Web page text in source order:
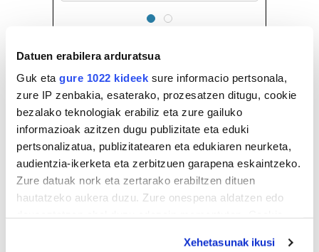
Datuen erabilera arduratsua
Guk eta gure 1022 kideek sure informacio pertsonala,
zure IP zenbakia, esaterako, prozesatzen ditugu, cookie
bezalako teknologiak erabiliz eta zure gailuko
informazioak azitzen dugu publizitate eta eduki
pertsonalizatua, publizitatearen eta edukiaren neurketa,
audientzia-ikerketa eta zerbitzuen garapena eskaintzeko.
Zure datuak nork eta zertarako erabiltzen dituen
hautatzeko aukera duzu. Zure onespena aldatzen edo
Xehetasunak ikusi